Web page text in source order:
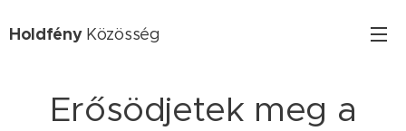
HoldfényKözösség
Erősödjetek meg a